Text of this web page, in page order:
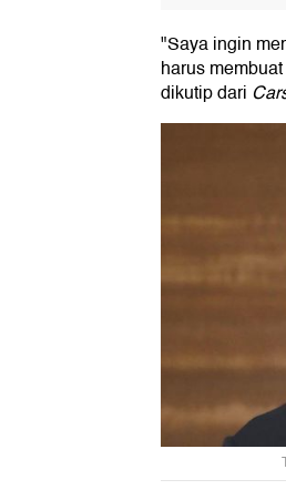
"Saya ingin
harus
dikutip dari